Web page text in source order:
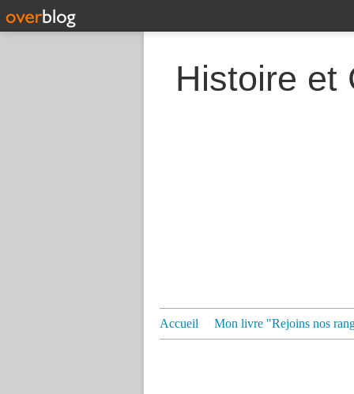
Histoire et
Accueil Mon livre "Rejoins nos